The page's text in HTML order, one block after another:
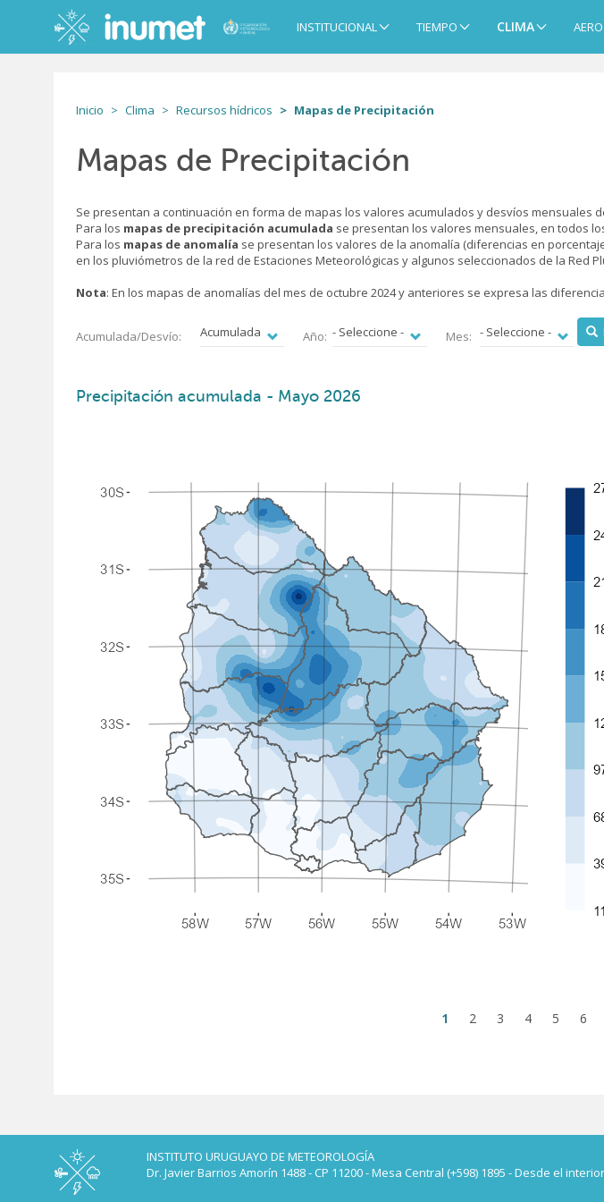
principal
Main
navigation
INSTITUCIONAL TIEMPO CLIMA AERO
Inicio Clima Recursos hídricos Mapas de Precipitación
Mapas de Precipitación
Se presentan a continuación en forma de mapas los valores acumulados y desvíos mensuales
Para los mapas de precipitación acumulada se presentan los valores mensuales, en todos
Para los mapas de anomalía se presentan los valores de la anomalía (diferencias en
en los pluviómetros de la red de Estaciones Meteorológicas y algunos seleccionados de la Red
Nota: En los mapas de anomalías del mes de octubre 2024 y anteriores se expresa las
Acumulada/Desvío: Año: Mes:
Precipitación acumulada - Mayo 2026
Página
1 Page
2 Page
3 Page
4 Page
5 Page
6
INSTITUTO URUGUAYO DE METEOROLOGÍA
Dr. Javier Barrios Amorín 1488 - CP 11200 - Mesa Central (+598) 1895 - Desde el